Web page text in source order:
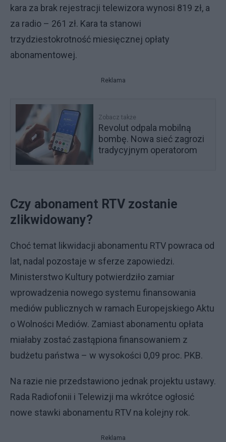
kara za brak rejestracji telewizora wynosi 819 zł, a
za radio – 261 zł. Kara ta stanowi
trzydziestokrotność miesięcznej opłaty
abonamentowej.
Reklama
Zobacz także
Revolut odpala mobilną
bombę. Nowa sieć zagrozi
tradycyjnym operatorom
Czy abonament RTV zostanie
zlikwidowany?
Choć temat likwidacji abonamentu RTV powraca od
lat, nadal pozostaje w sferze zapowiedzi.
Ministerstwo Kultury potwierdziło zamiar
wprowadzenia nowego systemu finansowania
mediów publicznych w ramach Europejskiego Aktu
o Wolności Mediów. Zamiast abonamentu opłata
miałaby zostać zastąpiona finansowaniem z
budżetu państwa – w wysokości 0,09 proc. PKB.
Na razie nie przedstawiono jednak projektu ustawy.
Rada Radiofonii i Telewizji ma wkrótce ogłosić
nowe stawki abonamentu RTV na kolejny rok.
Reklama